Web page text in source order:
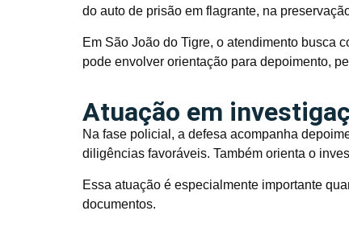
do auto de prisão em flagrante, na
Em São João do Tigre, o atendimento busca
pode envolver orientação para depoimento,
Atuação em
Na fase policial, a defesa acompanha
diligências favoráveis. Também orienta o
Essa atuação é especialmente importante
documentos.